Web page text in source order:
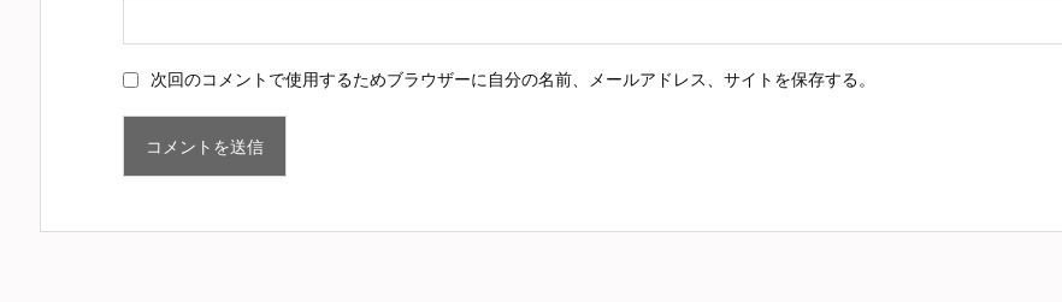
次回のコメントで使用するためブラウザーに自分の名前、メールアドレス、サイトを保存する。